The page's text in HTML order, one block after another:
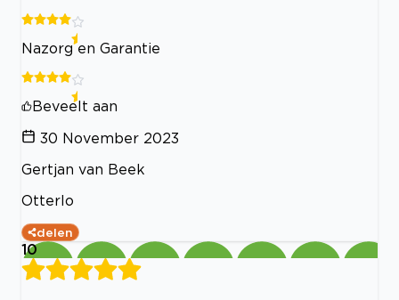
Nazorg en Garantie
Beveelt aan
30 November 2023
Gertjan van Beek
Otterlo
delen
10